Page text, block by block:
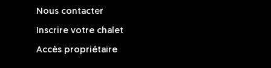
Nous contacter
Inscrire votre chalet
Accès propriétaire